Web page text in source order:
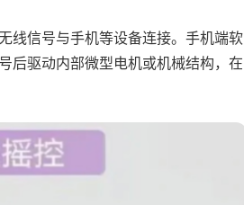
线信号与手机等设备连接。手机端软
后驱动内部微型电机或机械结构，在